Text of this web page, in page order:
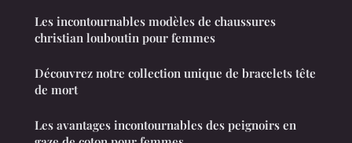
Les incontournables modèles de chaussures
christian louboutin pour femmes
Découvrez notre collection unique de bracelets tête
de mort
Les avantages incontournables des peignoirs en